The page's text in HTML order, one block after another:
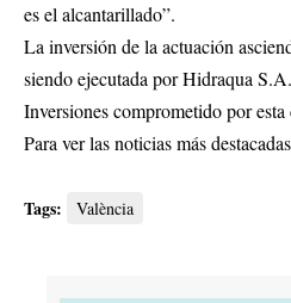
es el alcantarillado”.
La inversión de la actuación
siendo ejecutada por Hidraqua
Inversiones comprometido por esta
Para ver las noticias más
Tags: València